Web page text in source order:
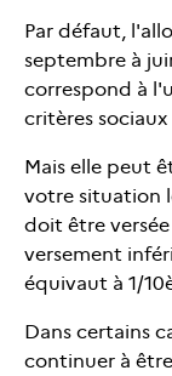
Par défaut,
septembre à
correspond à
critères
Mais elle peut
votre situation
doit être versée
versement
équivaut à 1/
Dans certains
continuer à être